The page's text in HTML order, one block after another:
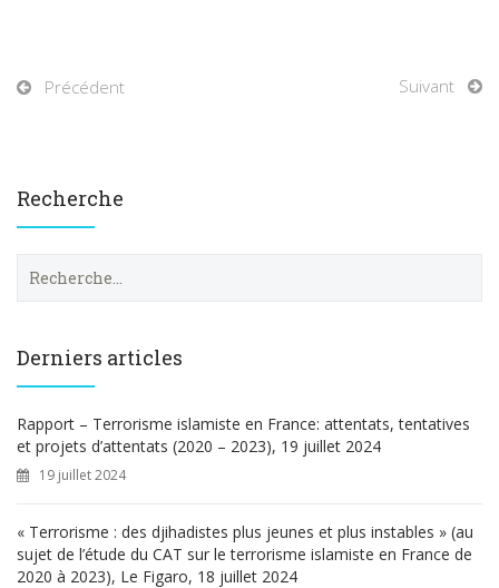
Précédent Suivant
Recherche
e
h
e
r
Derniers articles
Rapport – Terrorisme islamiste en France: attentats, tentatives
et projets d’attentats (2020 – 2023), 19 juillet 2024
19 juillet 2024
« Terrorisme : des djihadistes plus jeunes et plus instables » (au
sujet de l’étude du CAT sur le terrorisme islamiste en France de
2020 à 2023), Le Figaro, 18 juillet 2024